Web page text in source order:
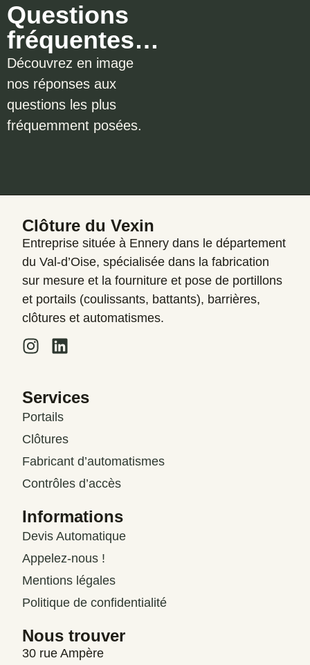
Questions
fréquentes…
Découvrez en image
nos réponses aux
questions les plus
fréquemment posées.
Clôture du Vexin
Entreprise située à Ennery dans le département
du Val-d’Oise, spécialisée dans la fabrication
sur mesure et la fourniture et pose de portillons
et portails (coulissants, battants), barrières,
clôtures et automatismes.
Services
Portails
Clôtures
Fabricant d’automatismes
Contrôles d’accès
Informations
Devis Automatique
Appelez-nous !
Mentions légales
Politique de confidentialité
Nous trouver
30 rue Ampère